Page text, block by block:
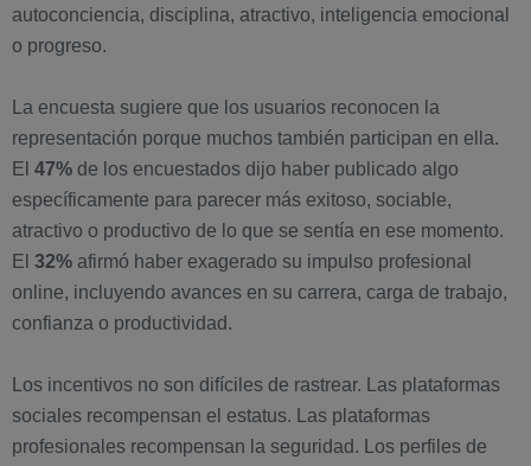
autoconciencia, disciplina, atractivo, inteligencia emocional
o progreso.
La encuesta sugiere que los usuarios reconocen la
representación porque muchos también participan en ella.
El 47% de los encuestados dijo haber publicado algo
específicamente para parecer más exitoso, sociable,
atractivo o productivo de lo que se sentía en ese momento.
El 32% afirmó haber exagerado su impulso profesional
online, incluyendo avances en su carrera, carga de trabajo,
confianza o productividad.
Los incentivos no son difíciles de rastrear. Las plataformas
sociales recompensan el estatus. Las plataformas
profesionales recompensan la seguridad. Los perfiles de